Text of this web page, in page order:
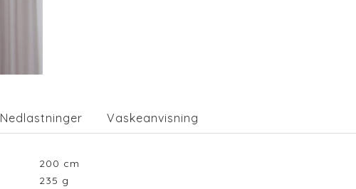
Nedlastninger Vaskeanvisning
200 cm
235 g